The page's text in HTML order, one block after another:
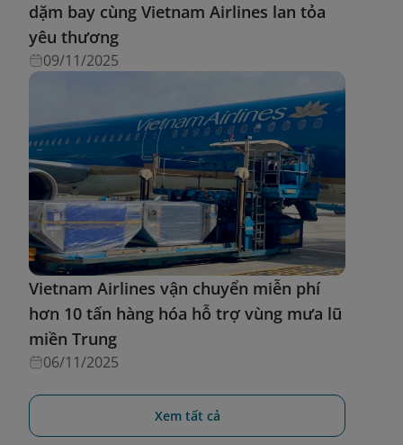
dặm bay cùng Vietnam Airlines lan tỏa
yêu thương
09/11/2025
Vietnam Airlines vận chuyển miễn phí
hơn 10 tấn hàng hóa hỗ trợ vùng mưa lũ
miền Trung
06/11/2025
Xem tất cả